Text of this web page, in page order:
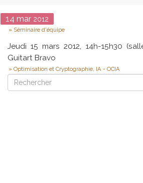
Date
14 mar2012
Type
Séminaire d'équipe
Jeudi 15 mars 2012, 14h-15h30
Guitart Bravo
Optimisation et Cryptographie, IA - OCIA
Rechercher
Rechercher